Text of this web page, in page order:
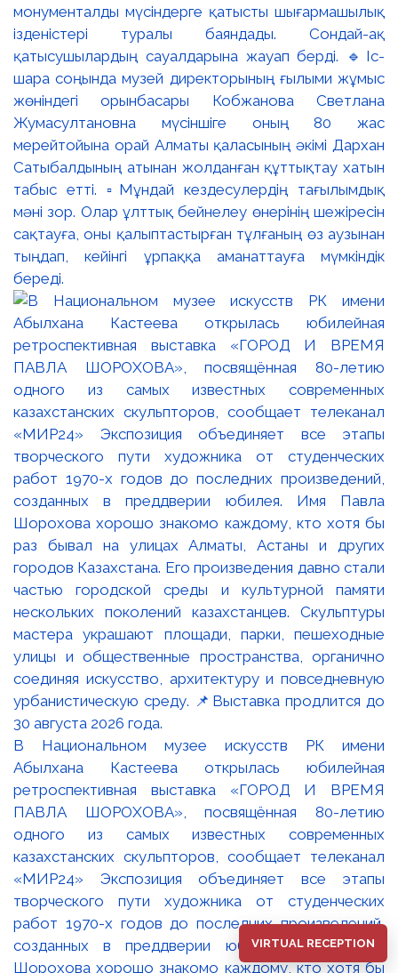
монументалды мүсіндерге қатысты шығармашылық
ізденістері туралы баяндады. Сондай-ақ
қатысушылардың сауалдарына жауап берді. 🔹Іс-
шара соңында музей директорының ғылыми жұмыс
жөніндегі орынбасары Кобжанова Светлана
Жумасултановна мүсіншіге оның 80 жас
мерейтойына орай Алматы қаласының әкімі Дархан
Сатыбалдының атынан жолданған құттықтау хатын
табыс етті. ▫️Мұндай кездесулердің тағылымдық
мәні зор. Олар ұлттық бейнелеу өнерінің шежіресін
сақтауға, оны қалыптастырған тұлғаның өз аузынан
тыңдап, кейінгі ұрпаққа аманаттауға мүмкіндік
береді.
В Национальном музее искусств РК имени
Абылхана Кастеева открылась юбилейная
ретроспективная выставка «ГОРОД И ВРЕМЯ
ПАВЛА ШОРОХОВА», посвящённая 80-летию
одного из самых известных современных
казахстанских скульпторов, сообщает телеканал
«МИР24» Экспозиция объединяет все этапы
творческого пути художника от студенческих
работ 1970-х годов до последних произведений,
созданных в преддверии юбилея. Имя Павла
Шорохова хорошо знакомо каждому, кто хотя бы
VIRTUAL RECEPTION